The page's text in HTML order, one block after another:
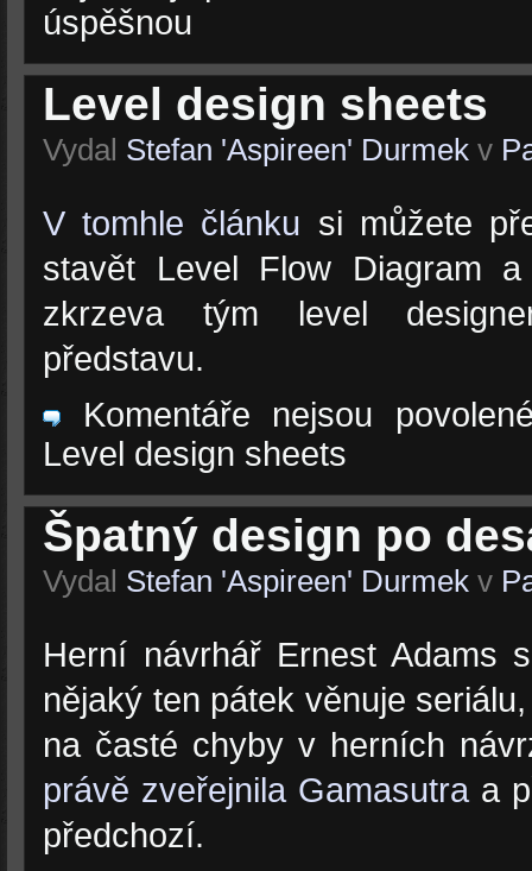
úspěšnou
Level design sheets
Vydal Stefan 'Aspireen' Durmek v
V tomhle článku si můžete
stavět Level Flow Diagram
zkrzeva tým level
představu.
Komentáře nejsou
Level design sheets
Špatný design po
Vydal Stefan 'Aspireen' Durmek v
Herní návrhář Ernest Adams
nějaký ten pátek věnuje
na časté chyby v herních
právě zveřejnila Gamasutra a
předchozí.